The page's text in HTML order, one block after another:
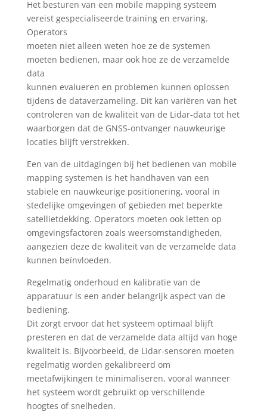
Het besturen van een mobile mapping systeem
vereist gespecialiseerde training en ervaring.
Operators
moeten niet alleen weten hoe ze de systemen
moeten bedienen, maar ook hoe ze de verzamelde
data
kunnen evalueren en problemen kunnen oplossen
tijdens de dataverzameling. Dit kan variëren van het
controleren van de kwaliteit van de Lidar-data tot het
waarborgen dat de GNSS-ontvanger nauwkeurige
locaties blijft verstrekken.
Een van de uitdagingen bij het bedienen van mobile
mapping systemen is het handhaven van een
stabiele en nauwkeurige positionering, vooral in
stedelijke omgevingen of gebieden met beperkte
satellietdekking. Operators moeten ook letten op
omgevingsfactoren zoals weersomstandigheden,
aangezien deze de kwaliteit van de verzamelde data
kunnen beïnvloeden.
Regelmatig onderhoud en kalibratie van de
apparatuur is een ander belangrijk aspect van de
bediening.
Dit zorgt ervoor dat het systeem optimaal blijft
presteren en dat de verzamelde data altijd van hoge
kwaliteit is. Bijvoorbeeld, de Lidar-sensoren moeten
regelmatig worden gekalibreerd om
meetafwijkingen te minimaliseren, vooral wanneer
het systeem wordt gebruikt op verschillende
hoogtes of snelheden.